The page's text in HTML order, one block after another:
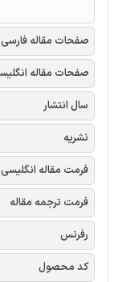
صفحات مقاله فارسی
صفحات مقاله
سال انتشار
نشریه
فرمت مقاله انگلیسی
فرمت ترجمه مقاله
رفرنس
کد محصول